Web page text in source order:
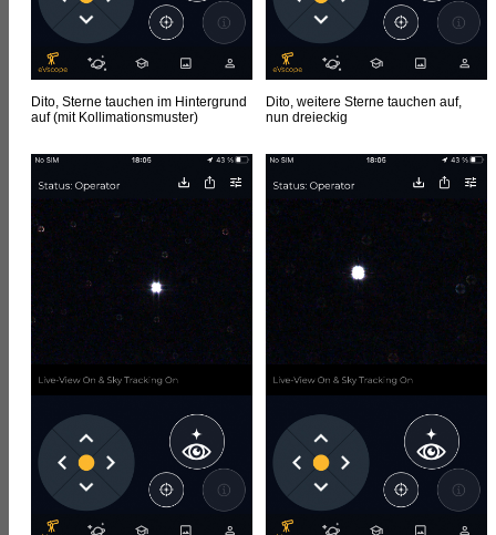
Dito, Sterne tauchen im Hintergrund
auf (mit Kollimationsmuster)
Dito, weitere Sterne tauchen auf,
nun dreieckig